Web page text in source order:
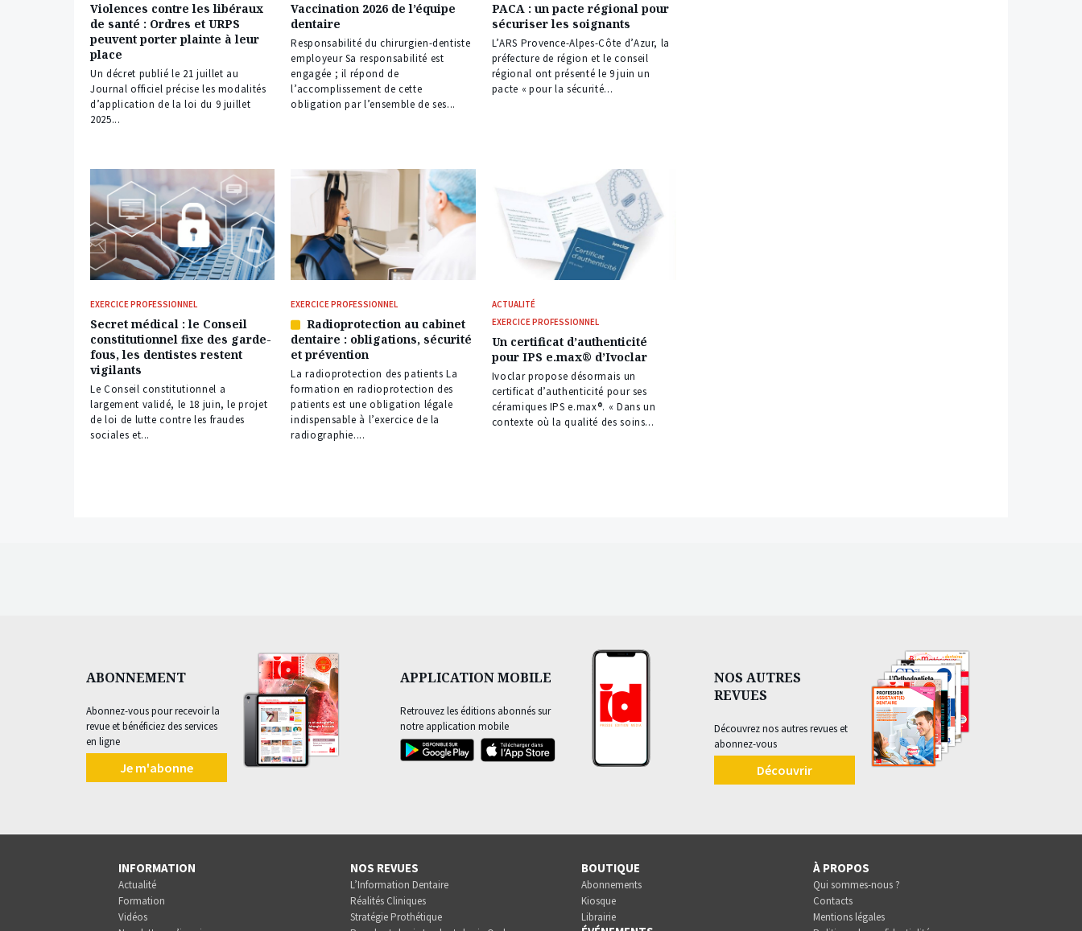
Violences contre les libéraux
de santé : Ordres et URPS
peuvent porter plainte à leur
place
Un décret publié le 21 juillet au
Journal officiel précise les modalités
d’application de la loi du 9 juillet
2025...
Vaccination 2026 de l’équipe
dentaire
Responsabilité du chirurgien-dentiste
employeur Sa responsabilité est
engagée ; il répond de
l’accomplissement de cette
obligation par l’ensemble de ses...
PACA : un pacte régional pour
sécuriser les soignants
L’ARS Provence-Alpes-Côte d’Azur, la
préfecture de région et le conseil
régional ont présenté le 9 juin un
pacte « pour la sécurité...
EXERCICE PROFESSIONNEL
Secret médical : le Conseil
constitutionnel fixe des garde-
fous, les dentistes restent
vigilants
Le Conseil constitutionnel a
largement validé, le 18 juin, le projet
de loi de lutte contre les fraudes
sociales et...
EXERCICE PROFESSIONNEL
Article
réservé
à
nos
abonnés
Radioprotection au cabinet
dentaire : obligations, sécurité
et prévention
La radioprotection des patients La
formation en radioprotection des
patients est une obligation légale
indispensable à l’exercice de la
radiographie....
ACTUALITÉ
EXERCICE PROFESSIONNEL
Un certificat d’authenticité
pour IPS e.max® d’Ivoclar
Ivoclar propose désormais un
certificat d’authenticité pour ses
céramiques IPS e.max®. « Dans un
contexte où la qualité des soins...
ABONNEMENT
Abonnez-vous pour recevoir la
revue et bénéficiez des services
en ligne
Je m'abonne
APPLICATION MOBILE
Retrouvez les éditions abonnés sur
notre application mobile
NOS AUTRES
REVUES
Découvrez nos autres revues et
abonnez-vous
Découvrir
INFORMATION
Actualité
Formation
Vidéos
NOS REVUES
L’Information Dentaire
Réalités Cliniques
Stratégie Prothétique
BOUTIQUE
Abonnements
Kiosque
Librairie
À PROPOS
Qui sommes-nous ?
Contacts
Mentions légales